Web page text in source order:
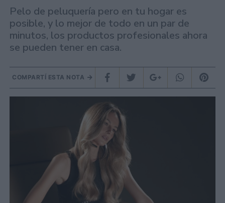
Pelo de peluquería pero en tu hogar es
posible, y lo mejor de todo en un par de
minutos, los productos profesionales ahora
se pueden tener en casa.
COMPARTÍ ESTA NOTA